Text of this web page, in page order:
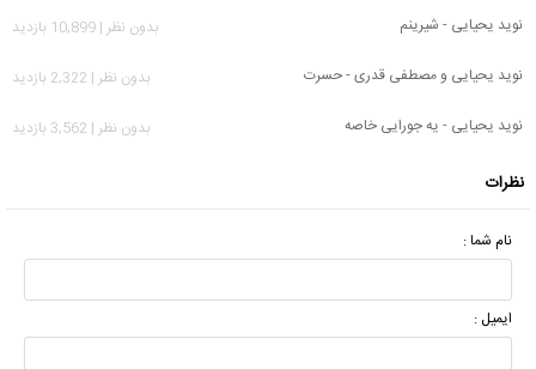
نوید یحیایی - شیرینم
بدون نظر | 10,899 بازدید
نوید یحیایی و مصطفی قدری - حسرت
بدون نظر | 2,322 بازدید
نوید یحیایی - یه جورایی خاصه
بدون نظر | 3,562 بازدید
نظرات
نام شما :
ایمیل :